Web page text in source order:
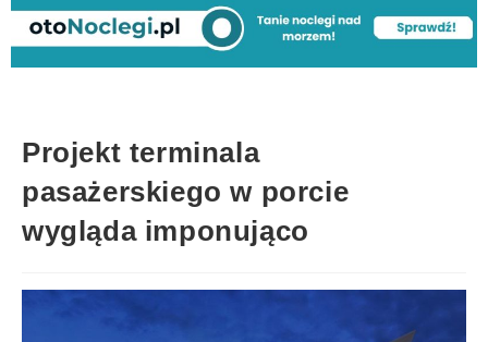
Projekt terminala
pasażerskiego w porcie
wygląda imponująco